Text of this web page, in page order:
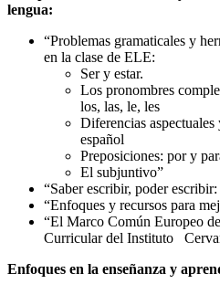
lengua:
“Problemas gramaticales y
en la clase de ELE:
Ser y estar.
Los pronombres
los, las, le, les
Diferencias aspectuales
español
Preposiciones: por y
El subjuntivo”
“Saber escribir, poder
“Enfoques y recursos para
“El Marco Común Europeo
Curricular del Instituto
Enfoques en la enseñanza y